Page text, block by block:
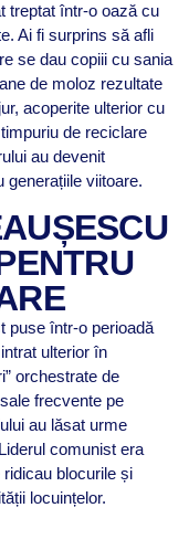
treptat într-o oază cu
Ai fi surprins să afli
se dau copiii cu sania
de moloz rezultate
acoperite ulterior cu
de reciclare
au devenit
generațiile viitoare.
puse într-o perioadă
ulterior în
orchestrate de
frecvente pe
au lăsat urme
comunist era
blocurile și
locuințelor.